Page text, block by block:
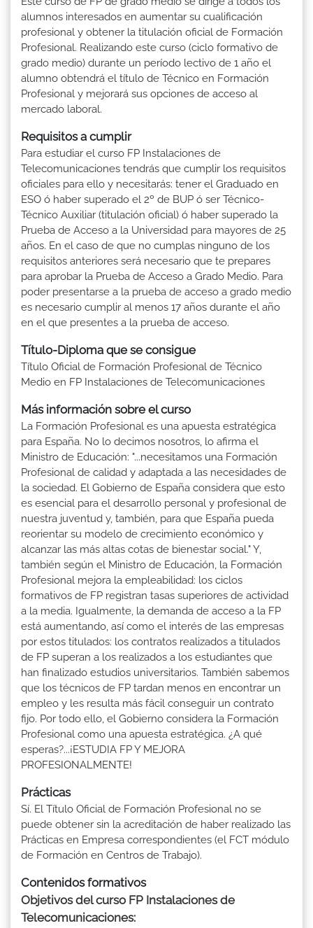
alumnos interesados en aumentar su cualificación
profesional y obtener la titulación oficial de Formación
Profesional. Realizando este curso (ciclo formativo de
grado medio) durante un período lectivo de 1 año el
alumno obtendrá el título de Técnico en Formación
Profesional y mejorará sus opciones de acceso al
mercado laboral.
Requisitos a cumplir
Para estudiar el curso FP Instalaciones de
Telecomunicaciones tendrás que cumplir los requisitos
oficiales para ello y necesitarás: tener el Graduado en
ESO ó haber superado el 2º de BUP ó ser Técnico-
Técnico Auxiliar (titulación oficial) ó haber superado la
Prueba de Acceso a la Universidad para mayores de 25
años. En el caso de que no cumplas ninguno de los
requisitos anteriores será necesario que te prepares
para aprobar la Prueba de Acceso a Grado Medio. Para
poder presentarse a la prueba de acceso a grado medio
es necesario cumplir al menos 17 años durante el año
en el que presentes a la prueba de acceso.
Título-Diploma que se consigue
Título Oficial de Formación Profesional de Técnico
Medio en FP Instalaciones de Telecomunicaciones
Más información sobre el curso
La Formación Profesional es una apuesta estratégica
para España. No lo decimos nosotros, lo afirma el
Ministro de Educación: "...necesitamos una Formación
Profesional de calidad y adaptada a las necesidades de
la sociedad. El Gobierno de España considera que esto
es esencial para el desarrollo personal y profesional de
nuestra juventud y, también, para que España pueda
reorientar su modelo de crecimiento económico y
alcanzar las más altas cotas de bienestar social." Y,
también según el Ministro de Educación, la Formación
Profesional mejora la empleabilidad: los ciclos
formativos de FP registran tasas superiores de actividad
a la media. Igualmente, la demanda de acceso a la FP
está aumentando, así como el interés de las empresas
por estos titulados: los contratos realizados a titulados
de FP superan a los realizados a los estudiantes que
han finalizado estudios universitarios. También sabemos
que los técnicos de FP tardan menos en encontrar un
empleo y les resulta más fácil conseguir un contrato
fijo. Por todo ello, el Gobierno considera la Formación
Profesional como una apuesta estratégica. ¿A qué
esperas?...¡ESTUDIA FP Y MEJORA
PROFESIONALMENTE!
Prácticas
Sí. El Título Oficial de Formación Profesional no se
puede obtener sin la acreditación de haber realizado las
Prácticas en Empresa correspondientes (el FCT módulo
de Formación en Centros de Trabajo).
Contenidos formativos
Objetivos del curso FP Instalaciones de
Telecomunicaciones: